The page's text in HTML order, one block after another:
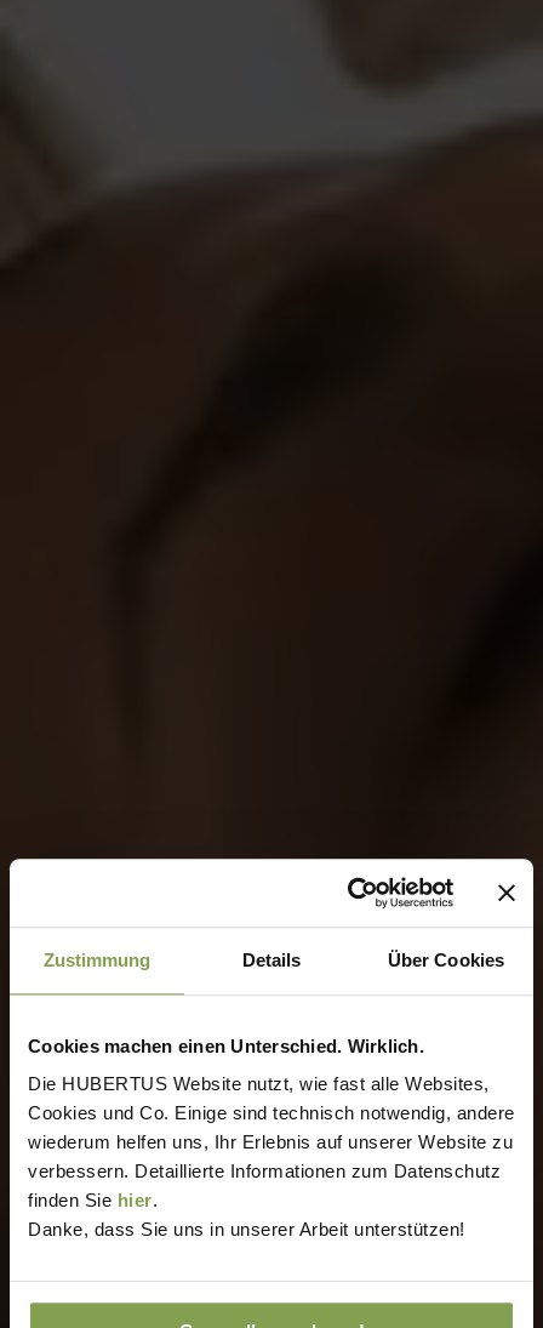
Zustimmung Details Über Cookies
Cookies machen einen Unterschied. Wirklich.
Die HUBERTUS Website nutzt, wie fast alle Websites,
Cookies und Co. Einige sind technisch notwendig, andere
wiederum helfen uns, Ihr Erlebnis auf unserer Website zu
verbessern. Detaillierte Informationen zum Datenschutz
finden Sie hier.
Danke, dass Sie uns in unserer Arbeit unterstützen!